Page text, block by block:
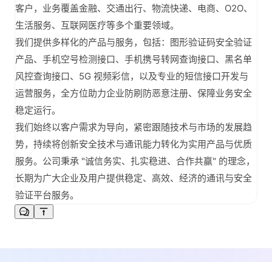
客户，业务覆盖金融、交通出行、物流快递、电商、O2O、
生活服务、互联网医疗等多个重要领域。
我们提供多样化的产品与服务，包括：图形验证码安全验证
产品、手机空号检测接口、手机携号转网查询接口、黑名单
风控查询接口、5G 视频彩信，以及专业的短信接口开发与
运营服务，全方位助力企业防刷防恶意注册、保障业务安全
稳定运行。
我们始终以客户需求为导向，紧密跟随技术与市场的发展趋
势，持续将创新安全技术与通讯能力转化为实用产品与优质
服务。公司秉承 "诚信务实、扎实稳进、合作共赢" 的理念，
长期为广大企业及用户提供稳定、高效、经济的通讯与安全
验证平台服务。